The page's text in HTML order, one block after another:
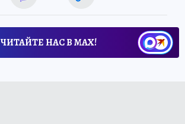
ЧИТАЙТЕ НАС В МАХ!